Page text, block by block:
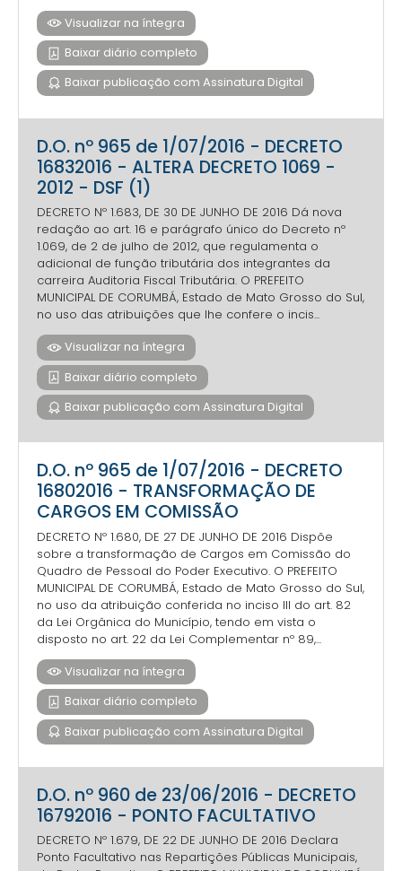
Visualizar na íntegra
Baixar diário completo
Baixar publicação com Assinatura Digital
D.O. nº 965 de 1/07/2016 - DECRETO
16832016 - ALTERA DECRETO 1069 -
2012 - DSF (1)
DECRETO Nº 1.683, DE 30 DE JUNHO DE 2016 Dá nova
redação ao art. 16 e parágrafo único do Decreto nº
1.069, de 2 de julho de 2012, que regulamenta o
adicional de função tributária dos integrantes da
carreira Auditoria Fiscal Tributária. O PREFEITO
MUNICIPAL DE CORUMBÁ, Estado de Mato Grosso do Sul,
no uso das atribuições que lhe confere o incis...
Visualizar na íntegra
Baixar diário completo
Baixar publicação com Assinatura Digital
D.O. nº 965 de 1/07/2016 - DECRETO
16802016 - TRANSFORMAÇÃO DE
CARGOS EM COMISSÃO
DECRETO Nº 1.680, DE 27 DE JUNHO DE 2016 Dispõe
sobre a transformação de Cargos em Comissão do
Quadro de Pessoal do Poder Executivo. O PREFEITO
MUNICIPAL DE CORUMBÁ, Estado de Mato Grosso do Sul,
no uso da atribuição conferida no inciso III do art. 82
da Lei Orgânica do Município, tendo em vista o
disposto no art. 22 da Lei Complementar nº 89,...
Visualizar na íntegra
Baixar diário completo
Baixar publicação com Assinatura Digital
D.O. nº 960 de 23/06/2016 - DECRETO
16792016 - PONTO FACULTATIVO
DECRETO Nº 1.679, DE 22 DE JUNHO DE 2016 Declara
Ponto Facultativo nas Repartições Públicas Municipais,